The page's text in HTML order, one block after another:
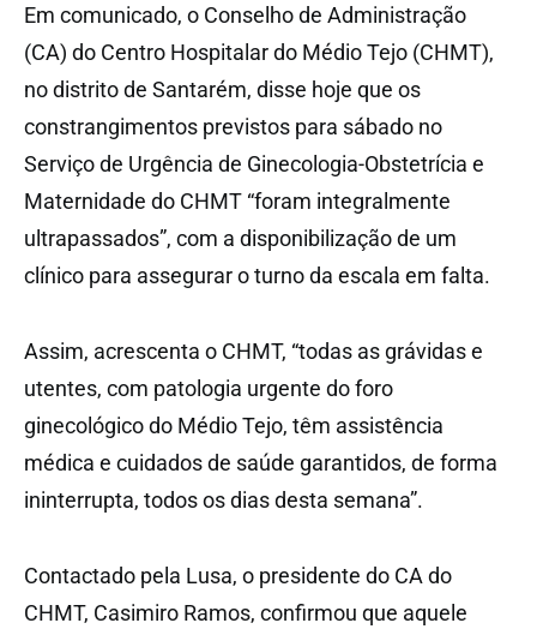
Em comunicado, o Conselho de Administração
(CA) do Centro Hospitalar do Médio Tejo (CHMT),
no distrito de Santarém, disse hoje que os
constrangimentos previstos para sábado no
Serviço de Urgência de Ginecologia-Obstetrícia e
Maternidade do CHMT “foram integralmente
ultrapassados”, com a disponibilização de um
clínico para assegurar o turno da escala em falta.
Assim, acrescenta o CHMT, “todas as grávidas e
utentes, com patologia urgente do foro
ginecológico do Médio Tejo, têm assistência
médica e cuidados de saúde garantidos, de forma
ininterrupta, todos os dias desta semana”.
Contactado pela Lusa, o presidente do CA do
CHMT, Casimiro Ramos, confirmou que aquele